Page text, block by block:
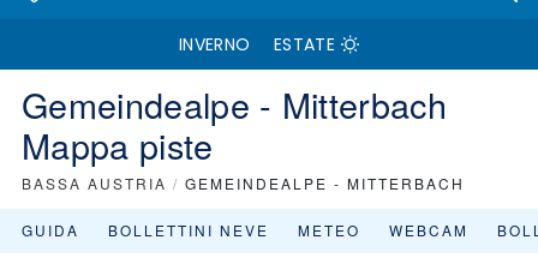
INVERNO ESTATE
Gemeindealpe - Mitterbach
Mappa piste
BASSA AUSTRIA / GEMEINDEALPE - MITTERBACH
GUIDA BOLLETTINI NEVE METEO WEBCAM